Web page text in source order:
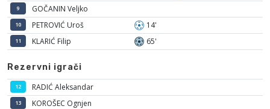
9 GOČANIN Veljko
10 PETROVIĆ Uroš 14'
11 KLARIĆ Filip 65'
Rezervni igrači
12 RADIĆ Aleksandar
13 KOROŠEC Ognjen